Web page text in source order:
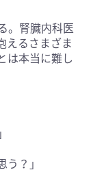
。腎臓内科医
えるさまざま
は本当に難し
？」